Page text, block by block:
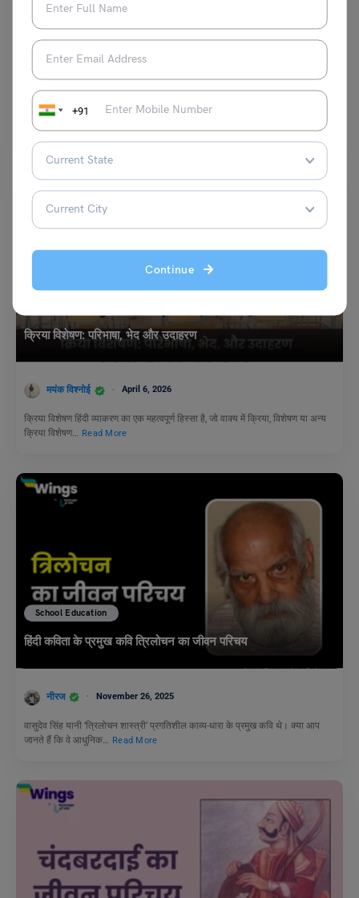
+91
Continue
School Education
उर्दू के विख्यात शायर फिराक गोरखपुरी का जीवन परिचय
“एक मुद्दत से तिरी याद भी आई न हमें और हम भूल गए हों तुझे ऐसा भी नहीं”…
क्रिया विशेषण: परिभाषा, भेद और उदाहरण
मयंक विश्नोई April 6, 2026
क्रिया विशेषण हिंदी व्याकरण का एक महत्वपूर्ण हिस्सा है, जो वाक्य में क्रिया, विशेषण या अन्य
क्रिया विशेषण… Read More
School Education
हिंदी कविता के प्रमुख कवि त्रिलोचन का जीवन परिचय
नीरज November 26, 2025
वासुदेव सिंह यानी ‘त्रिलोचन शास्त्री’ प्रगतिशील काव्य-धारा के प्रमुख कवि थे। क्या आप
जानते हैं कि वे आधुनिक…
Read More